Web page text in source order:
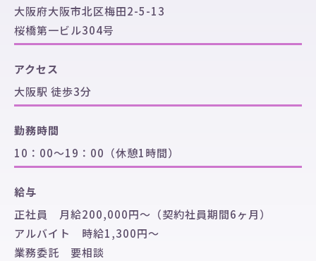
大阪府大阪市北区梅田2-5-13
桜橋第一ビル304号
アクセス
大阪駅 徒歩3分
勤務時間
10：00〜19：00（休憩1時間）
給与
正社員 月給200,000円～（契約社員期間6ヶ月）
アルバイト 時給1,300円～
業務委託 要相談